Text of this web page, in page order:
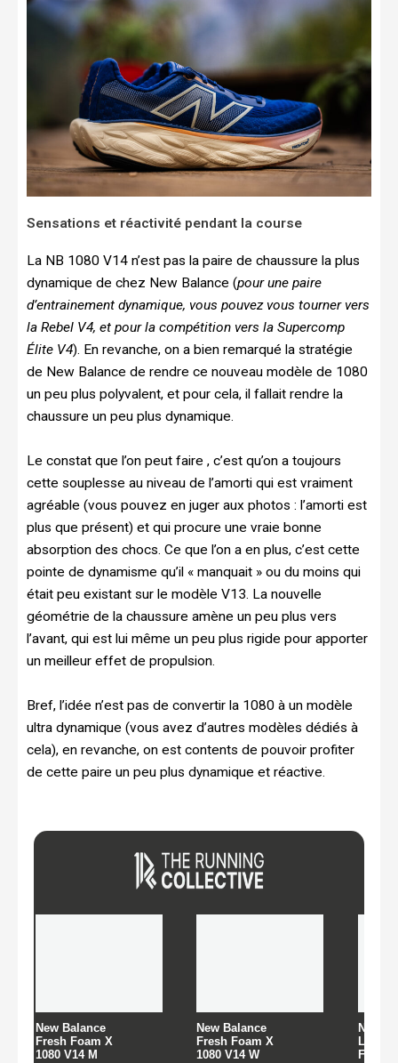
Sensations et réactivité pendant la course
La NB 1080 V14 n’est pas la paire de chaussure la plus
dynamique de chez New Balance (pour une paire
d’entrainement dynamique, vous pouvez vous tourner vers
la Rebel V4, et pour la compétition vers la Supercomp
Élite V4). En revanche, on a bien remarqué la stratégie
de New Balance de rendre ce nouveau modèle de 1080
un peu plus polyvalent, et pour cela, il fallait rendre la
chaussure un peu plus dynamique.
Le constat que l’on peut faire , c’est qu’on a toujours
cette souplesse au niveau de l’amorti qui est vraiment
agréable (vous pouvez en juger aux photos : l’amorti est
plus que présent) et qui procure une vraie bonne
absorption des chocs. Ce que l’on a en plus, c’est cette
pointe de dynamisme qu’il « manquait » ou du moins qui
était peu existant sur le modèle V13. La nouvelle
géométrie de la chaussure amène un peu plus vers
l’avant, qui est lui même un peu plus rigide pour apporter
un meilleur effet de propulsion.
Bref, l’idée n’est pas de convertir la 1080 à un modèle
ultra dynamique (vous avez d’autres modèles dédiés à
cela), en revanche, on est contents de pouvoir profiter
de cette paire un peu plus dynamique et réactive.